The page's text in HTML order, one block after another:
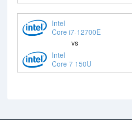
Intel
Core i7-12700E
vs
Intel
Core 7 150U